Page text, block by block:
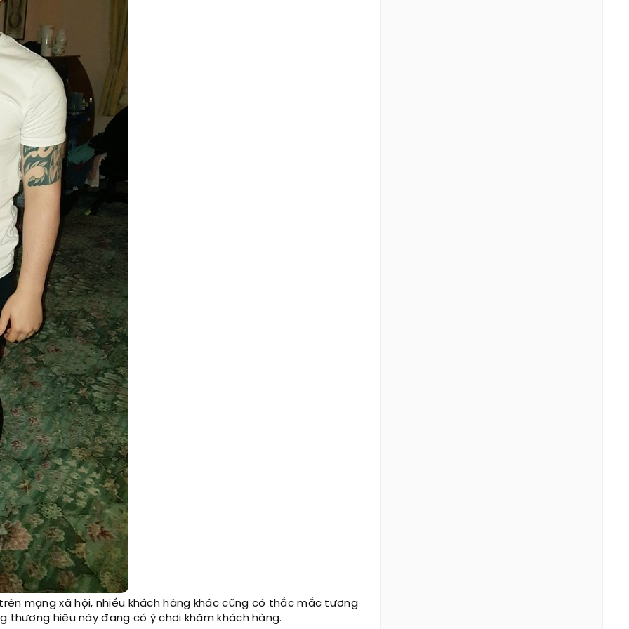
mạng xã hội, nhiều khách hàng khác cũng có thắc mắc tương
thương hiệu này đang có ý chơi khăm khách hàng.